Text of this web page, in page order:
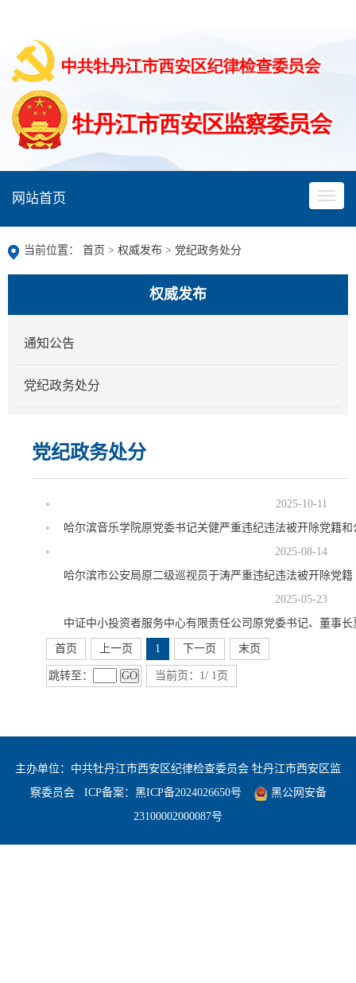
网站首页
当前位置： 首页 > 权威发布 > 党纪政务处分
权威发布
通知公告
党纪政务处分
党纪政务处分
2025-10-11
哈尔滨音乐学院原党委书记关健严重违纪违法被开除党籍和
2025-08-14
哈尔滨市公安局原二级巡视员于涛严重违纪违法被开除党籍
2025-05-23
中证中小投资者服务中心有限责任公司原党委书记、董事
首页 上一页 1 下一页 末页
跳转至： GO 当前页：1/ 1页
主办单位：中共牡丹江市西安区纪律检查委员会 牡丹江市西安区监
察委员会ICP备案： 黑ICP备2024026650号
黑公网安备
23100002000087号